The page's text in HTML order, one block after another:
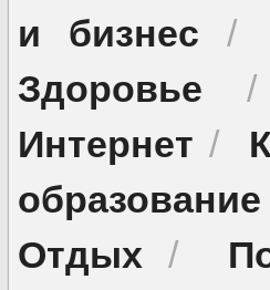
и бизнес /
Здоровье
Интернет /
образование
Отдых /